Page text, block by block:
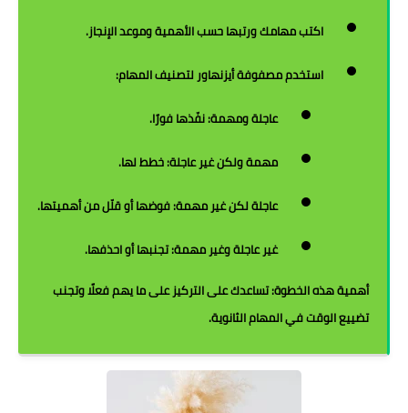
اكتب مهامك ورتبها حسب الأهمية وموعد الإنجاز.
استخدممصفوفة أيزنهاورلتصنيف المهام:
عاجلة ومهمة: نفّذها فورًا.
مهمة ولكن غير عاجلة: خطط لها.
عاجلة لكن غير مهمة: فوضها أو قلّل من أهميتها.
غير عاجلة وغير مهمة: تجنبها أو احذفها.
أهمية هذه الخطوة:تساعدك على التركيز على ما يهم فعلًا وتجنب
تضييع الوقت في المهام الثانوية.